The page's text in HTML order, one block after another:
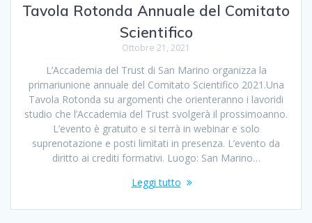
Tavola Rotonda Annuale del Comitato
Scientifico
Ottobre 21, 2021
L’Accademia del Trust di San Marino organizza la
primariunione annuale del Comitato Scientifico 2021.Una
Tavola Rotonda su argomenti che orienteranno i lavoridi
studio che l’Accademia del Trust svolgerà il prossimoanno.
L’evento è gratuito e si terrà in webinar e solo
suprenotazione e posti limitati in presenza. L’evento da
diritto ai crediti formativi. Luogo: San Marino…
Leggi tutto